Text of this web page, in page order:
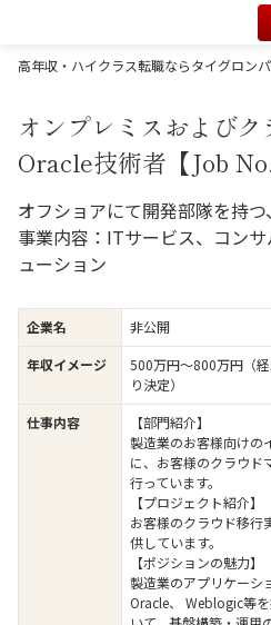
高年収・ハイクラス転職ならタイグロン
オンプレミスおよびク
Oracle技術者【Job
オフショアにて開発部隊を持つ
事業内容：ITサービス、コン
ューション
企業名
非公開
年収イメージ
500万円〜800万円（
り決定）
仕事内容
【部門紹介】
製造業のお客様向けの
に、お客様のクラウド
行っています。
【プロジェクト紹介】
お客様のクラウド移行
供しています。
【ポジションの魅力】
製造業のアプリケーシ
Oracle、 Weblogic等